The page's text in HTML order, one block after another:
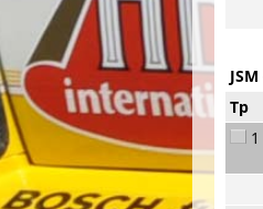
Tp
1